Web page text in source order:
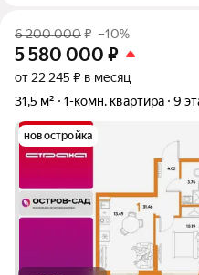
6 200 000₽ –10%
5 580 000 ₽
от 22 245 ₽ в месяц
31,5 м²
1-комн. квартира 9
новостройка